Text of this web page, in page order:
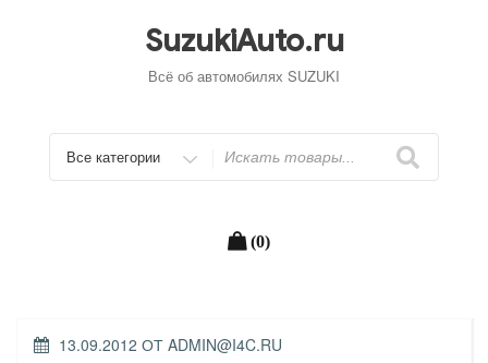
SuzukiAuto.ru
Всё об автомобилях SUZUKI
Искать
(0)
ОПУБЛИКОВАНО
13.09.2012 ОТ ADMIN@I4C.RU